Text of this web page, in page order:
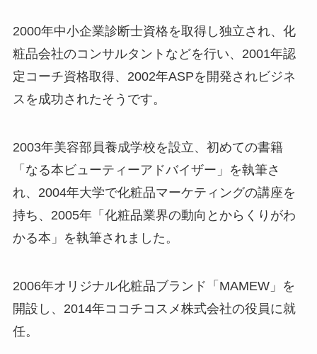
2000年中小企業診断士資格を取得し独立され、化
粧品会社のコンサルタントなどを行い、2001年認
定コーチ資格取得、2002年ASPを開発されビジネ
スを成功されたそうです。
2003年美容部員養成学校を設立、初めての書籍
「なる本ビューティーアドバイザー」を執筆さ
れ、2004年大学で化粧品マーケティングの講座を
持ち、2005年「化粧品業界の動向とからくりがわ
かる本」を執筆されました。
2006年オリジナル化粧品ブランド「MAMEW」を
開設し、2014年ココチコスメ株式会社の役員に就
任。